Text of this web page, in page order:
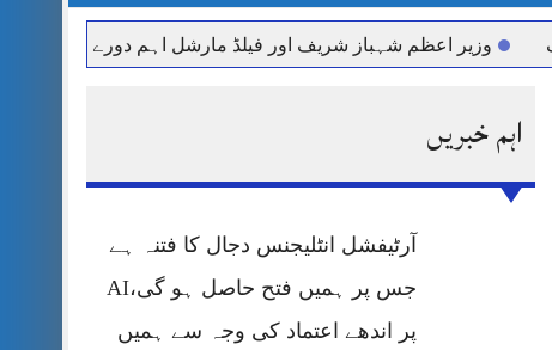
وزیر اعظم شہباز شریف اور فیلڈ مارشل اہم دورے پر سعودی عرب
اہم خبریں
آرٹیفشل انٹلیجنس دجال کا فتنہ ہے
جس پر ہمیں فتح حاصل ہو گی،AI
پر اندھے اعتماد کی وجہ سے ہمیں